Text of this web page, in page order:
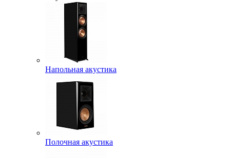
Напольная акустика
Полочная акустика